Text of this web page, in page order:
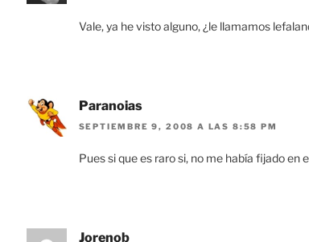
Vale, ya he visto alguno, ¿le llamamos
Paranoias
SEPTIEMBRE 9, 2008 A LAS 8:58 PM
Pues si que es raro si, no me había fijado en
Jorenob